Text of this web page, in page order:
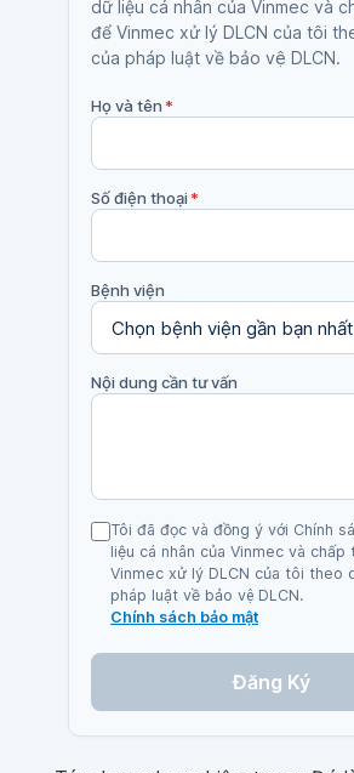
dữ liệu cá nhân của Vinmec và
để Vinmec xử lý DLCN của tôi
của pháp luật về bảo vệ DLCN.
Họ và tên*
Số điện thoại*
Bệnh viện
Nội dung cần tư vấn
Tôi đã đọc và đồng ý với Chính
liệu cá nhân của Vinmec và chấp
Vinmec xử lý DLCN của tôi theo
pháp luật về bảo vệ DLCN.
Chính sách bảo mật
Đăng Ký